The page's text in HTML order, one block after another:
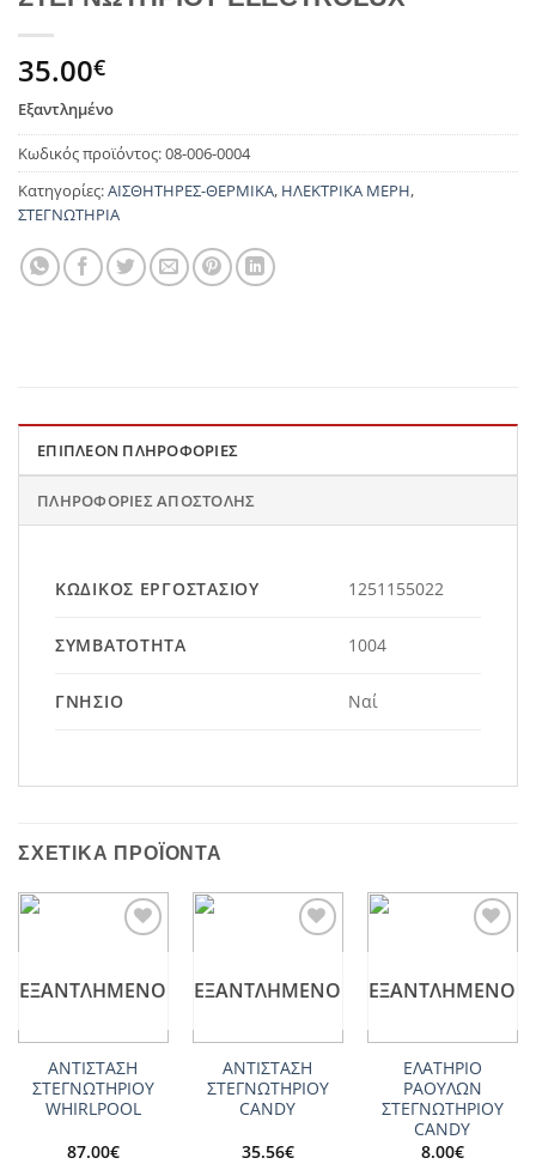
35.00€
Εξαντλημένο
Κωδικός προϊόντος:08-006-0004
Κατηγορίες:ΑΙΣΘΗΤΗΡΕΣ-ΘΕΡΜΙΚΑ, ΗΛΕΚΤΡΙΚΑ ΜΕΡΗ,
ΣΤΕΓΝΩΤΗΡΙΑ
ΕΠΙΠΛΈΟΝ ΠΛΗΡΟΦΟΡΊΕΣ
ΠΛΗΡΟΦΟΡΊΕΣ ΑΠΟΣΤΟΛΉΣ
ΚΩΔΙΚΌΣ ΕΡΓΟΣΤΑΣΊΟΥ 1251155022
ΣΥΜΒΑΤΌΤΗΤΑ 1004
ΓΝΉΣΙΟ Ναί
ΣΧΕΤΙΚΆ ΠΡΟΪΌΝΤΑ
ΕΞΑΝΤΛΗΜΈΝΟ
ΑΝΤΙΣΤΑΣΗ
ΣΤΕΓΝΩΤΗΡΙΟΥ
WHIRLPOOL
87.00€
ΕΞΑΝΤΛΗΜΈΝΟ
ΑΝΤΙΣΤΑΣΗ
ΣΤΕΓΝΩΤΗΡΙΟΥ
CANDY
35.56€
ΕΞΑΝΤΛΗΜΈΝΟ
ΕΛΑΤΗΡΙΟ
ΡΑΟΥΛΩΝ
ΣΤΕΓΝΩΤΗΡΙΟΥ
CANDY
8.00€